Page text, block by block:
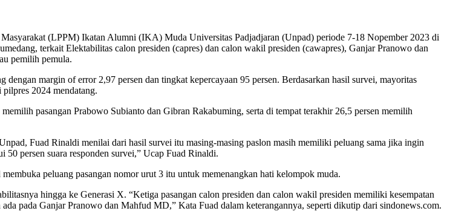
(LPPM) Ikatan Alumni (IKA) Muda Universitas Padjadjaran (Unpad) periode 7-18 Nopember 2023 di
terkait Elektabilitas calon presiden (capres) dan calon wakil presiden (cawapres), Ganjar Pranowo dan
pemilih pemula.
margin of error 2,97 persen dan tingkat kepercayaan 95 persen. Berdasarkan hasil survei, mayoritas
2024 mendatang.
pasangan Prabowo Subianto dan Gibran Rakabuming, serta di tempat terakhir 26,5 persen memilih
Fuad Rinaldi menilai dari hasil survei itu masing-masing paslon masih memiliki peluang sama jika ingin
50 persen suara responden survei,” Ucap Fuad Rinaldi.
peluang pasangan nomor urut 3 itu untuk memenangkan hati kelompok muda.
hingga ke Generasi X. “Ketiga pasangan calon presiden dan calon wakil presiden memiliki kesempatan
pada Ganjar Pranowo dan Mahfud MD,” Kata Fuad dalam keterangannya, seperti dikutip dari sindonews.com.